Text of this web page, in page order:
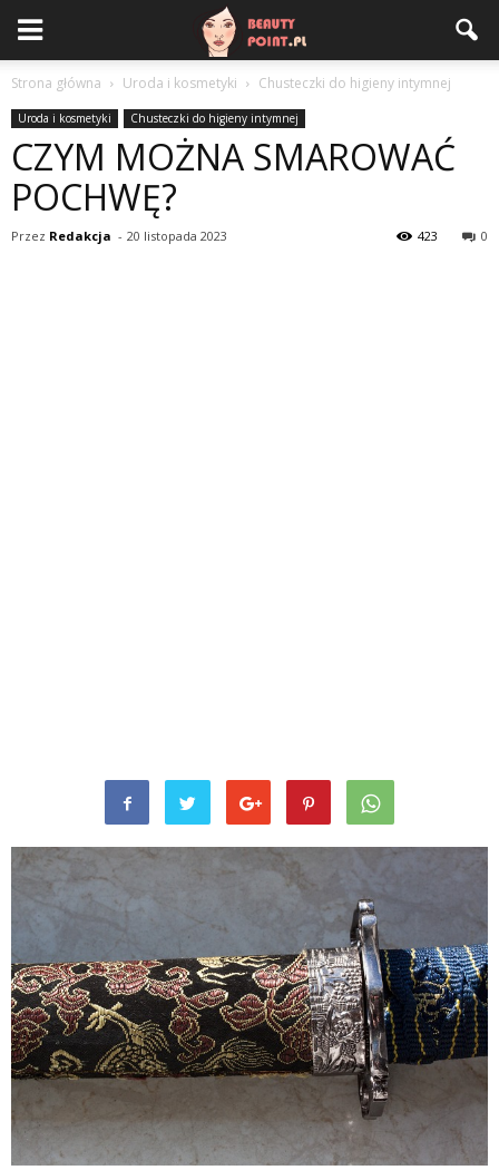
Strona główna Uroda i kosmetyki Chusteczki do higieny intymnej
Uroda i kosmetyki Chusteczki do higieny intymnej
CZYM MOŻNA SMAROWAĆ
POCHWĘ?
Przez Redakcja - 20 listopada 2023 0
423